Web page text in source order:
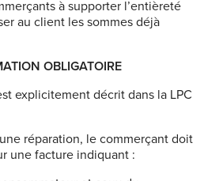
à supporter l’entièreté
au client les sommes déjà
OBLIGATOIRE
explicitement décrit dans la LPC
réparation, le commerçant doit
une facture indiquant :